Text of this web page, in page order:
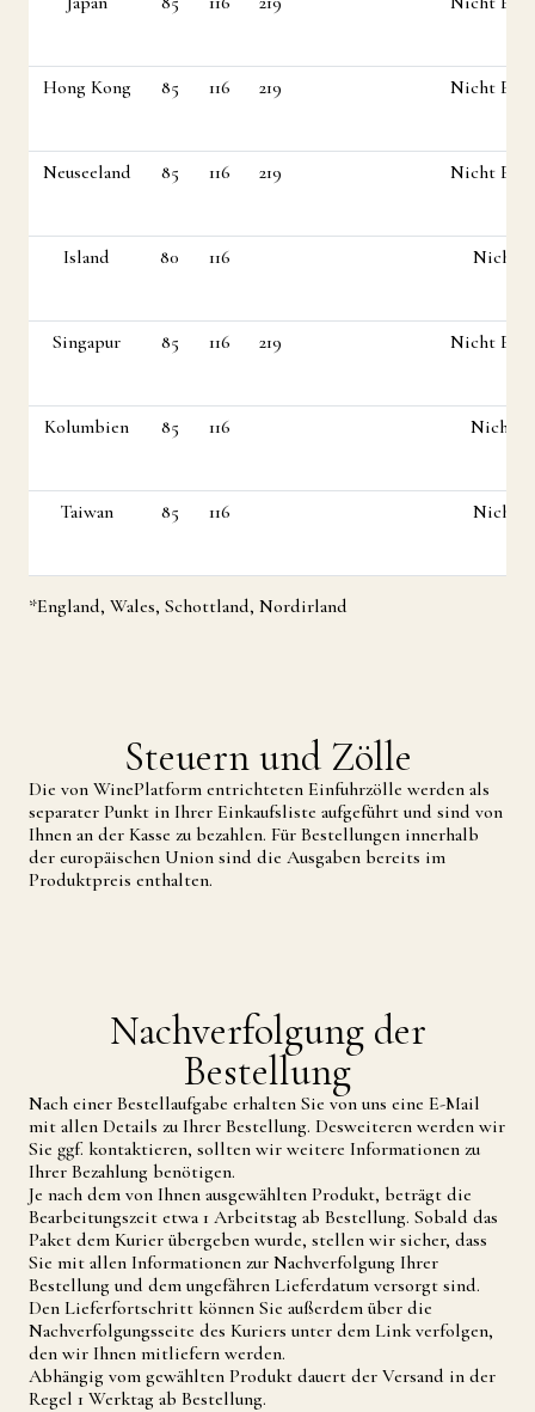
Hong Kong 85 116 219 Nicht
Neuseeland 85 116 219 Nicht
Island 80 116 Nicht
Singapur 85 116 219 Nicht
Kolumbien 85 116 Nicht
Taiwan 85 116 Nicht
*England, Wales, Schottland, Nordirland
Steuern und Zölle
Die von WinePlatform entrichteten Einfuhrzölle werden als
separater Punkt in Ihrer Einkaufsliste aufgeführt und sind von
Ihnen an der Kasse zu bezahlen. Für Bestellungen innerhalb
der europäischen Union sind die Ausgaben bereits im
Produktpreis enthalten.
Nachverfolgung der
Bestellung
Nach einer Bestellaufgabe erhalten Sie von uns eine E-Mail
mit allen Details zu Ihrer Bestellung. Desweiteren werden wir
Sie ggf. kontaktieren, sollten wir weitere Informationen zu
Ihrer Bezahlung benötigen.
Je nach dem von Ihnen ausgewählten Produkt, beträgt die
Bearbeitungszeit etwa 1 Arbeitstag ab Bestellung. Sobald das
Paket dem Kurier übergeben wurde, stellen wir sicher, dass
Sie mit allen Informationen zur Nachverfolgung Ihrer
Bestellung und dem ungefähren Lieferdatum versorgt sind.
Den Lieferfortschritt können Sie außerdem über die
Nachverfolgungsseite des Kuriers unter dem Link verfolgen,
den wir Ihnen mitliefern werden.
Abhängig vom gewählten Produkt dauert der Versand in der
Regel 1 Werktag ab Bestellung.